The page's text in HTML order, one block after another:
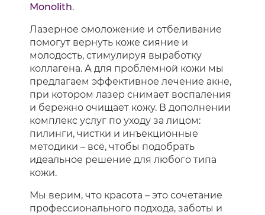
Monolith.
Лазерное омоложение и отбеливание
помогут вернуть коже сияние и
молодость, стимулируя выработку
коллагена. А для проблемной кожи мы
предлагаем эффективное лечение акне,
при котором лазер снимает воспаления
и бережно очищает кожу. В дополнении
комплекс услуг по уходу за лицом:
пилинги, чистки и инъекционные
методики – всё, чтобы подобрать
идеальное решение для любого типа
кожи.
Мы верим, что красота – это сочетание
профессионального подхода, заботы и